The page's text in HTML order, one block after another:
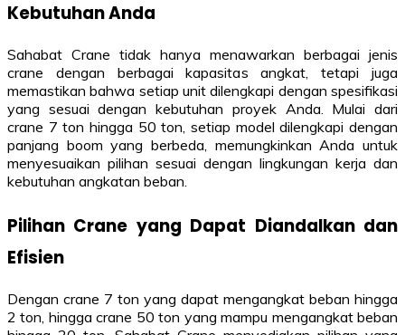
Kebutuhan Anda
Sahabat Crane tidak hanya menawarkan berbagai jenis
crane dengan berbagai kapasitas angkat, tetapi juga
memastikan bahwa setiap unit dilengkapi dengan spesifikasi
yang sesuai dengan kebutuhan proyek Anda. Mulai dari
crane 7 ton hingga 50 ton, setiap model dilengkapi dengan
panjang boom yang berbeda, memungkinkan Anda untuk
menyesuaikan pilihan sesuai dengan lingkungan kerja dan
kebutuhan angkatan beban.
Pilihan Crane yang Dapat Diandalkan dan
Efisien
Dengan crane 7 ton yang dapat mengangkat beban hingga
2 ton, hingga crane 50 ton yang mampu mengangkat beban